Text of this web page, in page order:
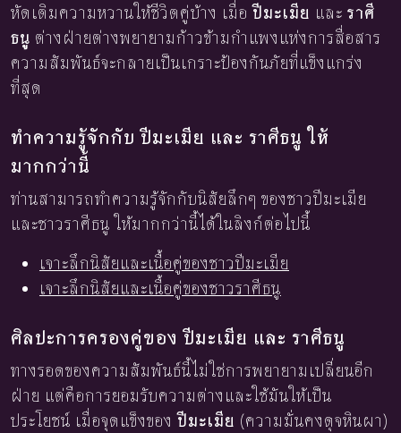
หัดเติมความหวานให้ชีวิตคู่บ้าง เมื่อปีมะเมีย และ ราศี
ธนู ต่างฝ่ายต่างพยายามก้าวข้ามกำแพงแห่งการสื่อสาร
ความสัมพันธ์จะกลายเป็นเกราะป้องกันภัยที่แข็งแกร่ง
ที่สุด
ทำความรู้จักกับ ปีมะเมีย และ ราศีธนู ให้
มากกว่านี้
ท่านสามารถทำความรู้จักกับนิสัยลึกๆ ของชาวปีมะเมีย
และชาวราศีธนู ให้มากกว่านี้ได้ในลิงก์ต่อไปนี้
เจาะลึกนิสัยและเนื้อคู่ของชาวปีมะเมีย
เจาะลึกนิสัยและเนื้อคู่ของชาวราศีธนู
ศิลปะการครองคู่ของ ปีมะเมีย และ ราศีธนู
ทางรอดของความสัมพันธ์นี้ไม่ใช่การพยายามเปลี่ยนอีก
ฝ่าย แต่คือการยอมรับความต่างและใช้มันให้เป็น
ประโยชน์ เมื่อจุดแข็งของปีมะเมีย (ความมั่นคงดุจหินผา)